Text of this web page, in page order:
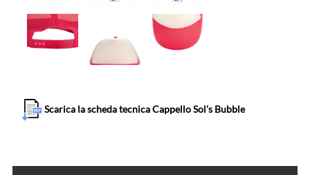
Scarica la scheda tecnica Cappello Sol's Bubble